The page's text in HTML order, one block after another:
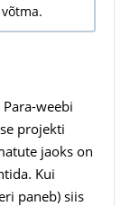
weebi
projekti
jaoks on
Kui
paneb) siis